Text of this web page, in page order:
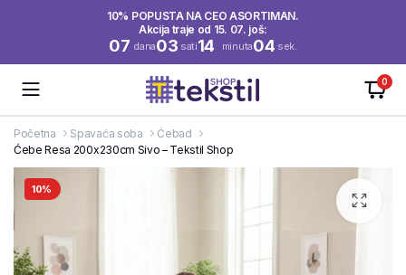
10% POPUSTA NA CEO ASORTIMAN.
Akcija traje od 15. 07. još:
07 dana03 sati14 minuta03 sek.
0
Početna Spavaća soba
Ćebad
Ćebe Resa 200x230cm Sivo – Tekstil Shop
10%